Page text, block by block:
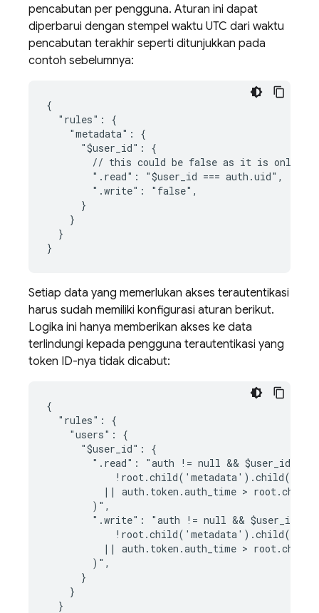
pencabutan per pengguna. Aturan ini dapat
diperbarui dengan stempel waktu UTC dari waktu
pencabutan terakhir seperti ditunjukkan pada
contoh sebelumnya:
{
  "rules": {
    "metadata": {
      "$user_id": {
// this could be false as it is only
        ".read": "$user_id === auth.uid",
        ".write": "false",
      }
    }
  }
Setiap data yang memerlukan akses terautentikasi
harus sudah memiliki konfigurasi aturan berikut.
Logika ini hanya memberikan akses ke data
terlindungi kepada pengguna terautentikasi yang
token ID-nya tidak dicabut:
{
  "rules": {
    "users": {
      "$user_id": {
".read": "auth != null && $user_id ===
|| auth.token.auth_time >
        )",
".write": "auth != null && $user_id
|| auth.token.auth_time >
        )",
      }
    }
  }